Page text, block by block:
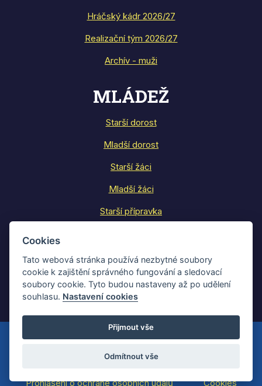
Hráčský kádr 2026/27
Realizační tým 2026/27
Archív - muži
MLÁDEŽ
Starší dorost
Mladší dorost
Starší žáci
Mladší žáci
Starší přípravka
Realizační týmy mládeže
Rozpis tréninků
Prohlášení o ochraně osobních údajů Cookies
Cookies
Tato webová stránka používá nezbytné soubory
cookie k zajištění správného fungování a sledovací
soubory cookie. Tyto budou nastaveny až po udělení
souhlasu. Nastavení cookies
Přijmout vše
Odmítnout vše